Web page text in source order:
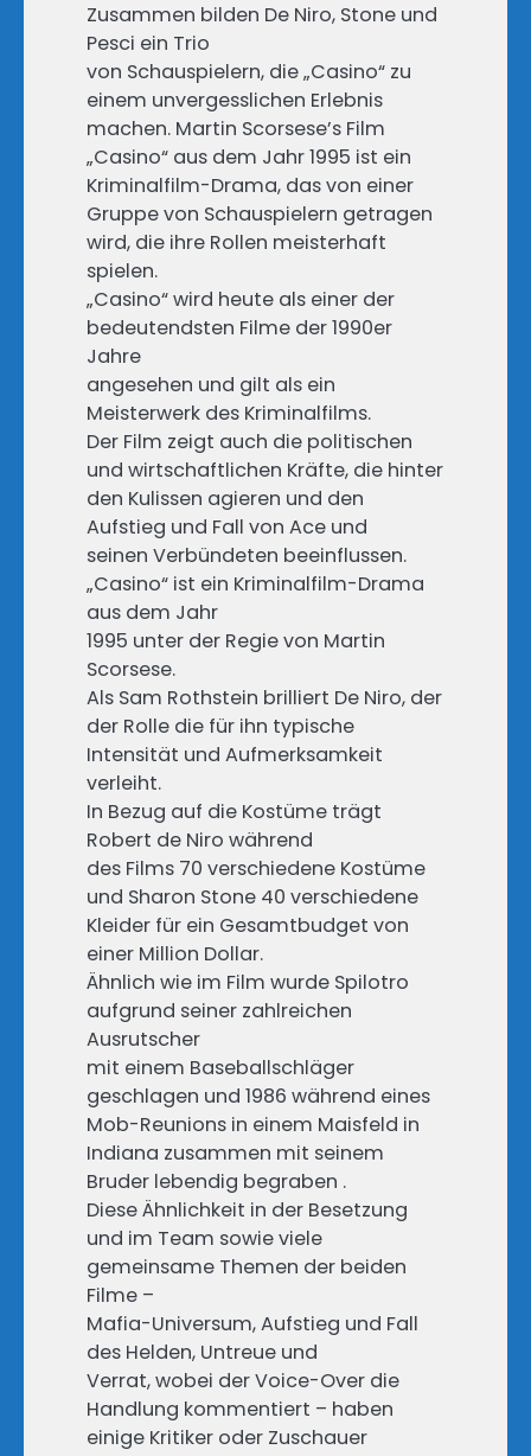
Zusammen bilden De Niro, Stone und
Pesci ein Trio
von Schauspielern, die „Casino“ zu
einem unvergesslichen Erlebnis
machen. Martin Scorsese’s Film
„Casino“ aus dem Jahr 1995 ist ein
Kriminalfilm-Drama, das von einer
Gruppe von Schauspielern getragen
wird, die ihre Rollen meisterhaft
spielen.
„Casino“ wird heute als einer der
bedeutendsten Filme der 1990er
Jahre
angesehen und gilt als ein
Meisterwerk des Kriminalfilms.
Der Film zeigt auch die politischen
und wirtschaftlichen Kräfte, die hinter
den Kulissen agieren und den
Aufstieg und Fall von Ace und
seinen Verbündeten beeinflussen.
„Casino“ ist ein Kriminalfilm-Drama
aus dem Jahr
1995 unter der Regie von Martin
Scorsese.
Als Sam Rothstein brilliert De Niro, der
der Rolle die für ihn typische
Intensität und Aufmerksamkeit
verleiht.
In Bezug auf die Kostüme trägt
Robert de Niro während
des Films 70 verschiedene Kostüme
und Sharon Stone 40 verschiedene
Kleider für ein Gesamtbudget von
einer Million Dollar.
Ähnlich wie im Film wurde Spilotro
aufgrund seiner zahlreichen
Ausrutscher
mit einem Baseballschläger
geschlagen und 1986 während eines
Mob-Reunions in einem Maisfeld in
Indiana zusammen mit seinem
Bruder lebendig begraben .
Diese Ähnlichkeit in der Besetzung
und im Team sowie viele
gemeinsame Themen der beiden
Filme –
Mafia-Universum, Aufstieg und Fall
des Helden, Untreue und
Verrat, wobei der Voice-Over die
Handlung kommentiert – haben
einige Kritiker oder Zuschauer